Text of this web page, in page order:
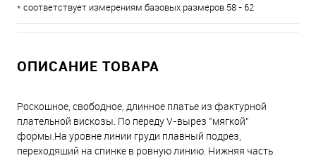
* соответствует измерениям базовых размеров 58 - 62
ОПИСАНИЕ ТОВАРА
Роскошное, свободное, длинное платье из фактурной
плательной вискозы. По переду V-вырез "мягкой"
формы.На уровне линии груди плавный подрез,
переходящий на спинке в ровную линию. Нижняя часть